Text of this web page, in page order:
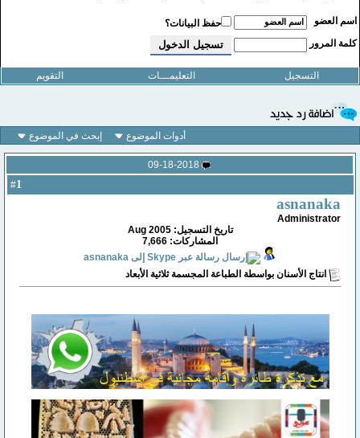
اسم العضو
حفظ البيانات؟
كلمة المرور
التسجيل التعليمـــات التقويم
أدوات الموضوع إبحث في الموضوع
09-18-2018
asnanaka
Administrator
تاريخ التسجيل: Aug 2005
المشاركات: 7,666
انتاج الأسنان بواسطة الطباعة المجسمة ثلاثية الأبعاد